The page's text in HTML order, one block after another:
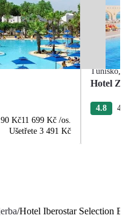
Kč11 699 Kč /os.
Ušetřete 3 491 Kč
Tunisko,
Hotel
4.8
/Hotel Iberostar Selection